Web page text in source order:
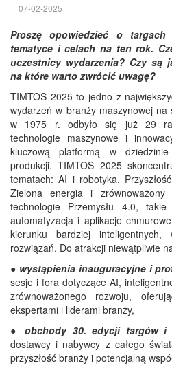
07-02-2025
Proszę opowiedzieć o
tematyce i celach na ten rok.
uczestnicy wydarzenia? Czy są
na które warto zwrócić uwagę?
TIMTOS 2025 to jedno z
wydarzeń w branży maszynowej
w 1975 r. odbyło się już 29
technologie maszynowe i
kluczową platformą w
produkcji. TIMTOS 2025
tematach: AI i robotyka,
Zielona energia i zrównoważony
technologie Przemysłu 4.0,
automatyzacja i aplikacje
kierunku bardziej inteligentnych,
rozwiązań. Do atrakcji niewątpliwie
● wystąpienia inauguracyjne i
sesje i fora dotyczące AI,
zrównoważonego rozwoju,
ekspertami i liderami branży,
●obchody 30. edycji targów
dostawcy i nabywcy z całego
przyszłość branży i potencjalną